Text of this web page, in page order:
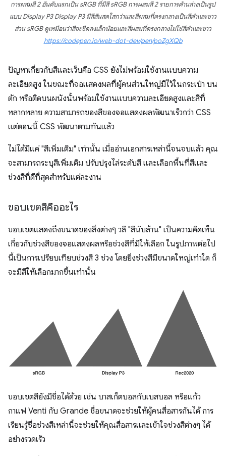
การผสมสี 2 อันดับแรกเป็น sRGB ที่มีสี sRGB การผสมสี 2 รายการด้านล่างเป็นรูป
แบบ Display P3 Display P3 มีสีสันสดใสกว่าและสีผสมที่ตรงกลางเป็นสีดำและขาว
ส่วน sRGB ดูเหมือนว่าสีจะซีดลงเล็กน้อยและสีผสมที่ตรงกลางไม่ใช่สีดำและขาว
https://codepen.io/web-dot-dev/pen/poZgXQb
ปัญหาเกี่ยวกับสีและเว็บคือ CSS ยังไม่พร้อมใช้งานแบบความ
ละเอียดสูง ในขณะที่จอแสดงผลที่ผู้คนส่วนใหญ่มีไว้ในกระเป๋า บน
ตัก หรือติดบนผนังนั้นพร้อมใช้งานแบบความละเอียดสูงและสีที่
หลากหลาย ความสามารถของสีของจอแสดงผลพัฒนาเร็วกว่า CSS
แต่ตอนนี้ CSS พัฒนาตามทันแล้ว
ไม่ได้มีแค่ "สีเพิ่มเติม" เท่านั้น เมื่ออ่านเอกสารเหล่านี้จนจบแล้ว คุณ
จะสามารถระบุสีเพิ่มเติม ปรับปรุงไล่ระดับสี และเลือกพื้นที่สีและ
ช่วงสีที่ดีที่สุดสำหรับแต่ละงาน
ขอบเขตสีคืออะไร
ขอบเขตแสดงถึงขนาดของสิ่งต่างๆ วลี "สีนับล้าน" เป็นความคิดเห็น
เกี่ยวกับช่วงสีของจอแสดงผลหรือช่วงสีที่มีให้เลือก ในรูปภาพต่อไป
นี้เป็นการเปรียบเทียบช่วงสี 3 ช่วง โดยยิ่งช่วงสีมีขนาดใหญ่เท่าใด ก็
จะมีสีให้เลือกมากขึ้นเท่านั้น
ขอบเขตสียังมีชื่อได้ด้วย เช่น บาสเก็ตบอลกับเบสบอล หรือแก้ว
กาแฟ Venti กับ Grande ชื่อขนาดจะช่วยให้ผู้คนสื่อสารกันได้ การ
เรียนรู้ชื่อช่วงสีเหล่านี้จะช่วยให้คุณสื่อสารและเข้าใจช่วงสีต่างๆ ได้
อย่างรวดเร็ว